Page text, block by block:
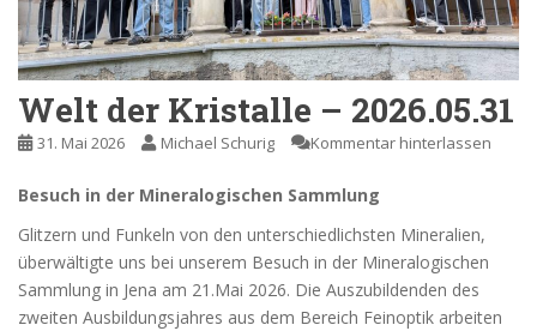
Welt der Kristalle – 2026.05.31
31. Mai 2026 Michael Schurig Kommentar hinterlassen
Besuch in der Mineralogischen Sammlung
Glitzern und Funkeln von den unterschiedlichsten Mineralien,
überwältigte uns bei unserem Besuch in der Mineralogischen
Sammlung in Jena am 21.Mai 2026. Die Auszubildenden des
zweiten Ausbildungsjahres aus dem Bereich Feinoptik arbeiten